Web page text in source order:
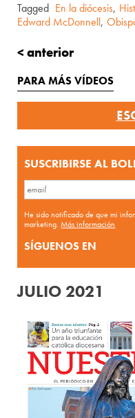
Tagged En la diócesis,
Edward McDonnell,
< anterior
PARA MÁS VÍDEOS
SUSCRIBIRSE AL
He sido notificado de que mi
marketing.Más información
SÍGUENOS EN
JULIO 2021